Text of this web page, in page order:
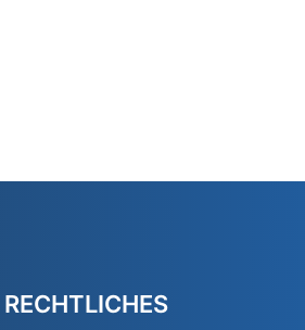
RECHTLICHES